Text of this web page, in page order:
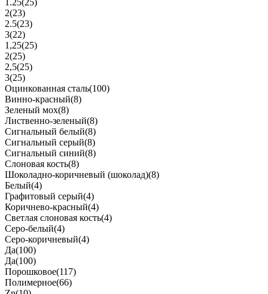
1.25(25)
2(23)
2.5(23)
3(22)
1,25(25)
2(25)
2,5(25)
3(25)
Оцинкованная сталь(100)
Винно-красный(8)
Зеленый мох(8)
Лиственно-зеленый(8)
Сигнальный белый(8)
Сигнальный серый(8)
Сигнальный синий(8)
Слоновая кость(8)
Шоколадно-коричневый (шоколад)(8)
Белый(4)
Графитовый серый(4)
Коричнево-красный(4)
Светлая слоновая кость(4)
Серо-белый(4)
Серо-коричневый(4)
Да(100)
Да(100)
Порошковое(117)
Полимерное(66)